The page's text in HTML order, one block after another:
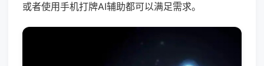
或者使用手机打牌AI辅助都可以满足需求。